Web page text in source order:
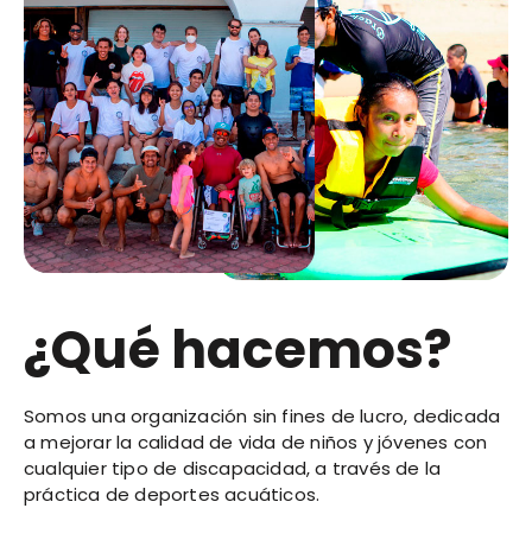
¿Qué hacemos?
Somos una organización sin fines de lucro, dedicada
a mejorar la calidad de vida de niños y jóvenes con
cualquier tipo de discapacidad, a través de la
práctica de deportes acuáticos.